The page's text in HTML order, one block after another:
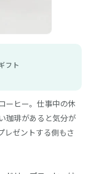
フト
ーヒー。仕事中の休
珈琲があると気分が
レゼントする側もさ